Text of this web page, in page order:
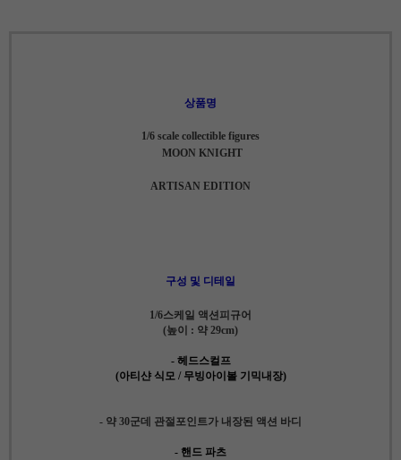
상품명
1/6 scale collectible figures
MOON KNIGHT
ARTISAN EDITION
구성 및 디테일
1/6스케일 액션피규어
(높이 : 약 29cm)
- 헤드스컬프
(아티샨 식모 / 무빙아이볼 기믹내장)
- 약 30군데 관절포인트가 내장된 액션 바디
- 핸드 파츠